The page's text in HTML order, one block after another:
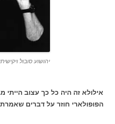
יהושוע סובול
אילולא זה היה כל כך עצוב
הפופולארי חוזר על דברים